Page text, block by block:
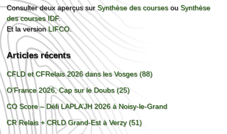
Consulter deux aperçus surSynthèse des coursesouSynthèse
des courses IDF.
Et la versionLIFCO.
Articles récents
CFLD et CFRelais 2026 dans les Vosges (88)
O’France 2026, Cap sur le Doubs (25)
CO Score – Défi LAPLA’JH 2026 à Noisy-le-Grand
CR Relais + CRLD Grand-Est à Verzy (51)